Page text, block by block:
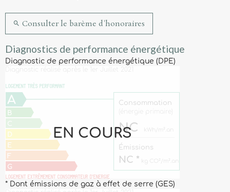
Consulter le barème d'honoraires
Diagnostics de performance énergétique